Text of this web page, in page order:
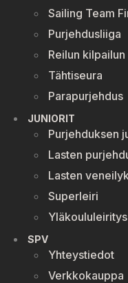
Sailing Team
Purjehdusliiga
Reilun
Tähtiseura
Parapurjehdus
JUNIORIT
Purjehduksen
Lasten
Lasten
Superleiri
Yläkoululeiritys
SPV
Yhteystiedot
Verkkokauppa